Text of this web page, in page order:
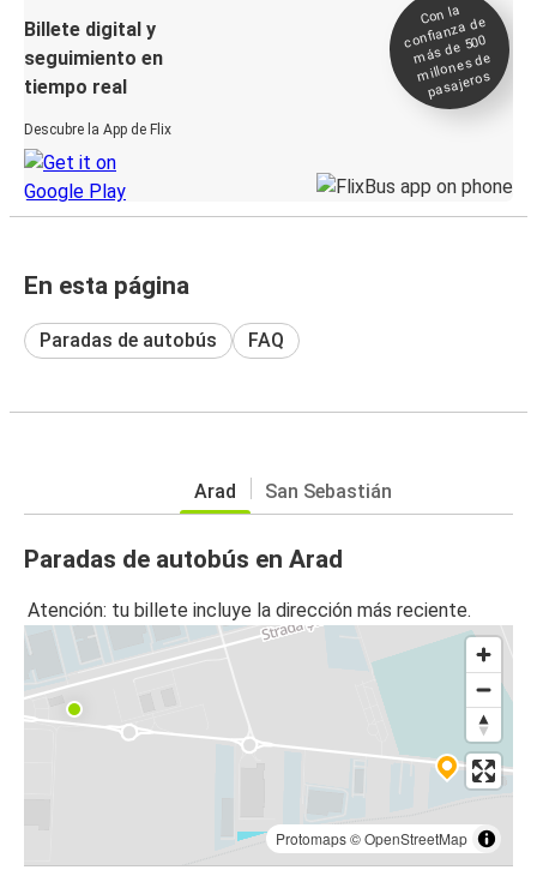
Billete digital y
seguimiento en
tiempo real
Descubre la App de Flix
Con la
confianza de
más de 500
millones de
pasajeros
En esta página
Paradas de autobús FAQ
Arad San Sebastián
Paradas de autobús en Arad
Atención: tu billete incluye la dirección más reciente.
Protomaps©OpenStreetMap